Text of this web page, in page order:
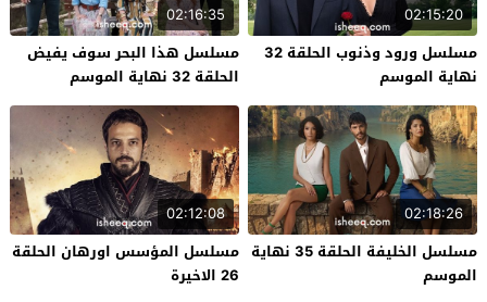
02:15:20
مسلسل ورود وذنوب الحلقة 32
نهاية الموسم
02:16:35
مسلسل هذا البحر سوف يفيض
الحلقة 32 نهاية الموسم
02:18:26
مسلسل الخليفة الحلقة 35 نهاية
الموسم
02:12:08
مسلسل المؤسس اورهان الحلقة
26 الاخيرة